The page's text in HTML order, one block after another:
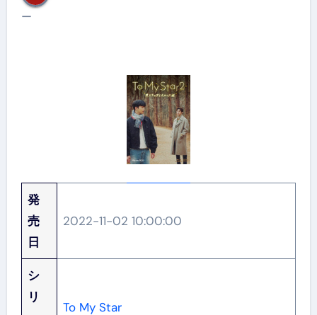
ー
発
売
日
2022-11-02 10:00:00
シ
リ
To My Star